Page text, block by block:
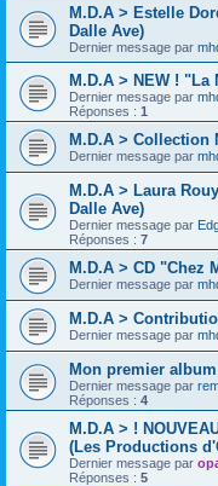
M.D.A > Estelle
Dalle Ave)
Dernier message par
M.D.A > NEW !
Dernier message par
Réponses : 1
M.D.A > Collection
Dernier message par
M.D.A > Laura
Dalle Ave)
Dernier message par
Réponses : 7
M.D.A > CD "Chez
Dernier message par
M.D.A >
Dernier message par
Mon premier album
Dernier message par
Réponses : 4
M.D.A > !
(Les Productions
Dernier message par
Réponses : 5